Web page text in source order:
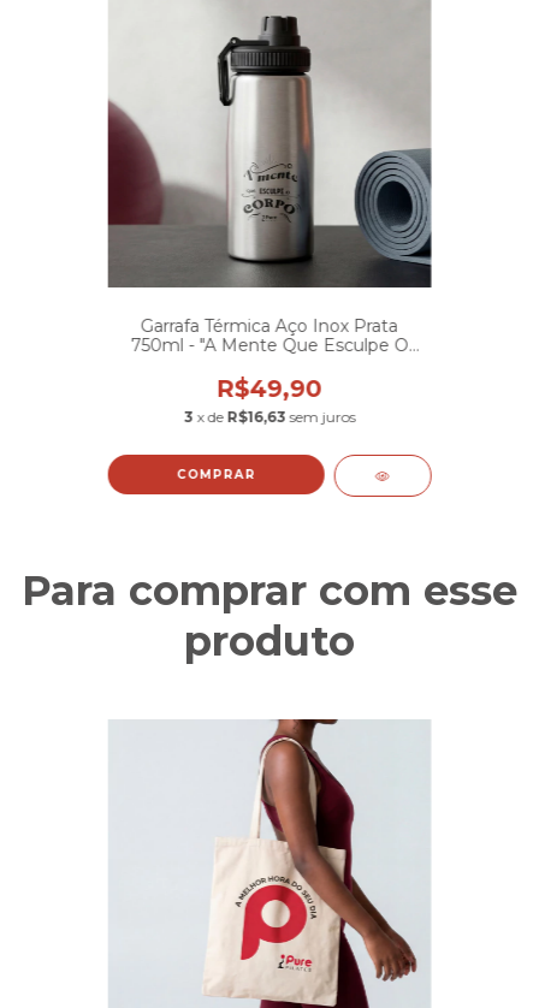
Garrafa Térmica Aço Inox Prata
750ml - "A Mente Que Esculpe O
R$49,90
3 x de R$16,63 sem juros
COMPRAR
Para comprar com esse
produto